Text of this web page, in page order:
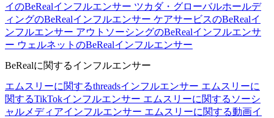
イのBeRealインフルエンサー ツカダ・グローバルホールデ
ィングのBeRealインフルエンサー ケアサービスのBeRealイ
ンフルエンサー アウトソーシングのBeRealインフルエンサ
ー ウェルネットのBeRealインフルエンサー
BeRealに関するインフルエンサー
エムスリーに関するthreadsインフルエンサー エムスリーに
関するTikTokインフルエンサー エムスリーに関するソーシ
ャルメディアインフルエンサー エムスリーに関する動画イ